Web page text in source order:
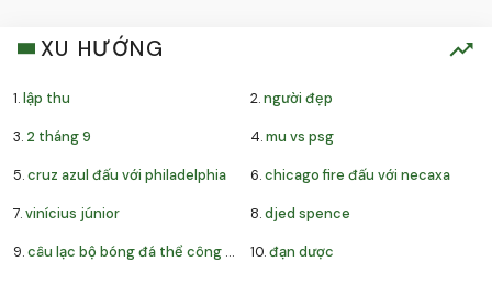
XU HƯỚNG
1.lập thu 2.người đẹp
3. 2 tháng 9 4.mu vs psg
5.cruz azul đấu với philadelphia 6.chicago fire đấu với necaxa
7.vinícius júnior 8.djed spence
9.câu lạc bộ bóng đá thể công – viettel 10.đạn dược